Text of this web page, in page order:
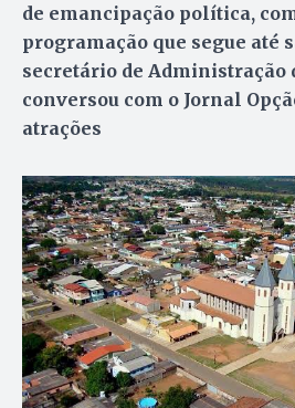
de emancipação política,
programação que segue até
secretário de Administração
conversou com o Jornal
atrações